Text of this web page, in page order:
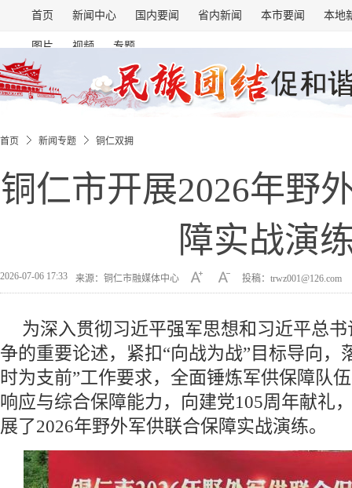
首页 新闻中心 国内要闻 省内新闻 本市要闻 本地
图片 视频 专题
首页 新闻专题 铜仁双拥
铜仁市开展2026年野
障实战演
2026-07-06 17:33 来源：铜仁市融媒体中心 投稿：trwz001@126.com
为深入贯彻习近平强军思想和习近平总
争的重要论述，紧扣“向战为战”目标导向，
时为支前”工作要求，全面锤炼军供保障队
响应与综合保障能力，向建党105周年献礼
展了2026年野外军供联合保障实战演练。